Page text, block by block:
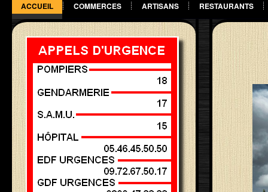
ACCUEIL COMMERCES ARTISANS RESTAURANTS
DIVERS